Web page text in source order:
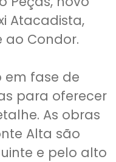
Atacadista,
ao Condor.
em fase de
para oferecer
As obras
Alta são
e pelo alto